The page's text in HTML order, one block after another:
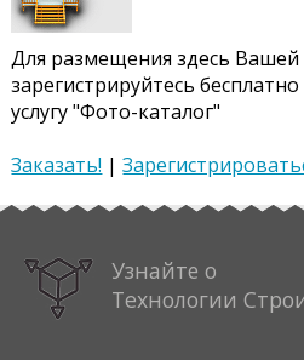
Для размещения здесь
зарегистрируйтесь
услугу "Фото-каталог"
Заказать! |
Узнайте о
Технологии